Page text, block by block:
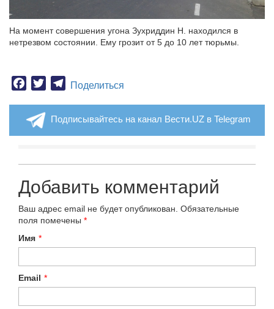
На момент совершения угона Зухриддин Н. находился в
нетрезвом состоянии. Ему грозит от 5 до 10 лет тюрьмы.
Facebook
TwitterTelegram
Поделиться
Подписывайтесь на канал Вести.UZ в Telegram
Добавить комментарий
Ваш адрес email не будет опубликован. Обязательные
поля помечены *
Имя *
Email *